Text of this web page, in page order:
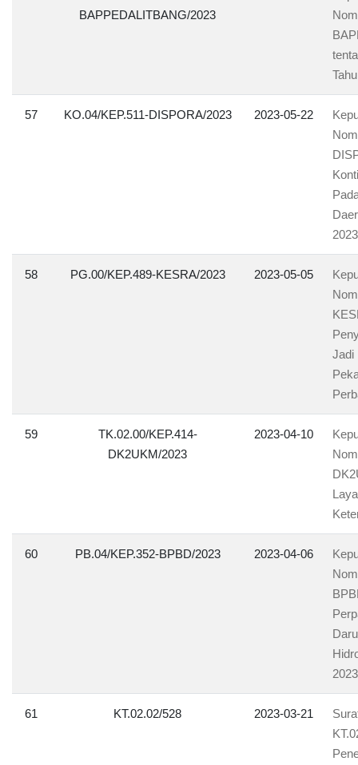
BAPPEDALITBANG/2023
57 KO.04/KEP.511-DISPORA/2023 2023-05-22
2023
58 PG.00/KEP.489-KESRA/2023 2023-05-05
Jadi
59
TK.02.00/KEP.414-
DK2UKM/2023
2023-04-10
60 PB.04/KEP.352-BPBD/2023 2023-04-06
2023
61 KT.02.02/528 2023-03-21